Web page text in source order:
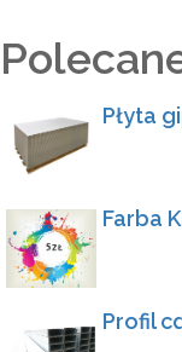
Płyta
Farba
Profil